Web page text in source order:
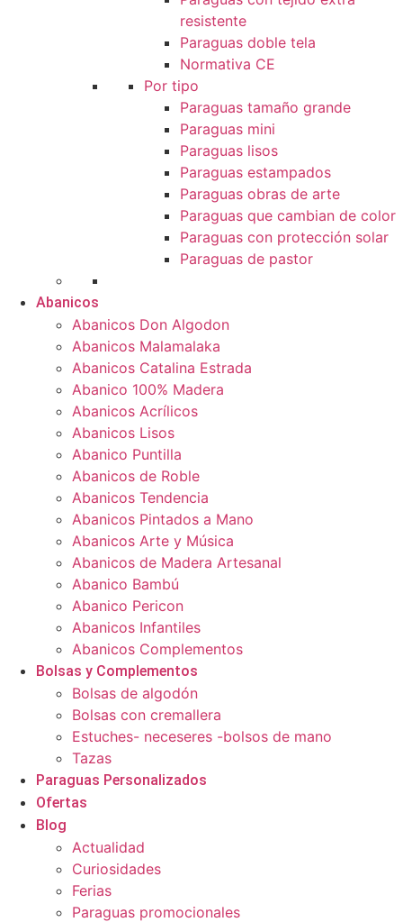
resistente
Paraguas doble tela
Normativa CE
Por tipo
Paraguas tamaño grande
Paraguas mini
Paraguas lisos
Paraguas estampados
Paraguas obras de arte
Paraguas que cambian de color
Paraguas con protección solar
Paraguas de pastor
Abanicos
Abanicos Don Algodon
Abanicos Malamalaka
Abanicos Catalina Estrada
Abanico 100% Madera
Abanicos Acrílicos
Abanicos Lisos
Abanico Puntilla
Abanicos de Roble
Abanicos Tendencia
Abanicos Pintados a Mano
Abanicos Arte y Música
Abanicos de Madera Artesanal
Abanico Bambú
Abanico Pericon
Abanicos Infantiles
Abanicos Complementos
Bolsas y Complementos
Bolsas de algodón
Bolsas con cremallera
Estuches- neceseres -bolsos de mano
Tazas
Paraguas Personalizados
Ofertas
Blog
Actualidad
Curiosidades
Ferias
Paraguas promocionales